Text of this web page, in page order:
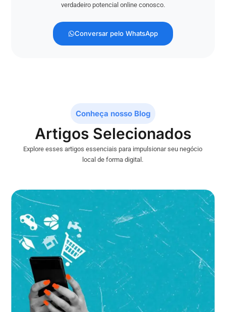
verdadeiro potencial online conosco.
Conversar pelo WhatsApp
Conheça nosso Blog
Artigos Selecionados
Explore esses artigos essenciais para impulsionar seu negócio
local de forma digital.